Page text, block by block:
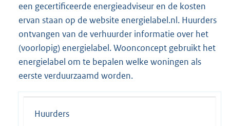
een gecertificeerde energieadviseur en de kosten
ervan staan op de website energielabel.nl. Huurders
ontvangen van de verhuurder informatie over het
(voorlopig) energielabel. Woonconcept gebruikt het
energielabel om te bepalen welke woningen als
eerste verduurzaamd worden.
Huurders